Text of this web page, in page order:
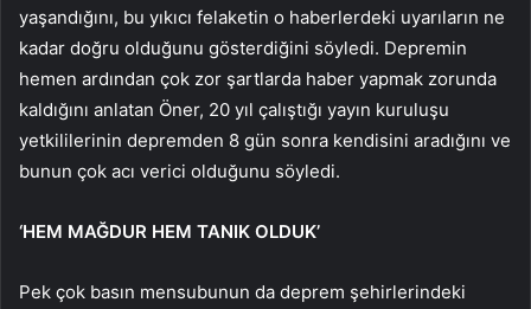
yaşandığını, bu yıkıcı felaketin o haberlerdeki uyarıların ne
kadar doğru olduğunu gösterdiğini söyledi. Depremin
hemen ardından çok zor şartlarda haber yapmak zorunda
kaldığını anlatan Öner, 20 yıl çalıştığı yayın kuruluşu
yetkililerinin depremden 8 gün sonra kendisini aradığını ve
bunun çok acı verici olduğunu söyledi.
‘HEM MAĞDUR HEM TANIK OLDUK’
Pek çok basın mensubunun da deprem şehirlerindeki